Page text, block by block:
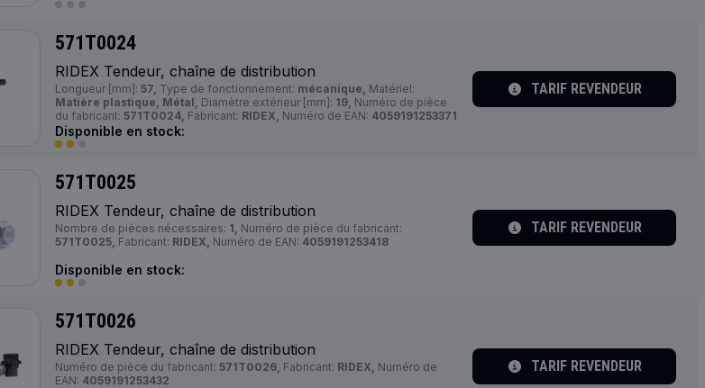
571T0024
RIDEX Tendeur, chaîne de distribution
Longueur [mm]: 57, Type de fonctionnement: mécanique, Matériel:
Matière plastique, Métal, Diamètre extérieur [mm]: 19, Numéro de pièce
du fabricant: 571T0024, Fabricant: RIDEX, Numéro de EAN: 4059191253371
Disponible en stock:
TARIF REVENDEUR
571T0025
RIDEX Tendeur, chaîne de distribution
Nombre de pièces nécessaires: 1, Numéro de pièce du fabricant:
571T0025, Fabricant: RIDEX, Numéro de EAN: 4059191253418
Disponible en stock:
TARIF REVENDEUR
571T0026
RIDEX Tendeur, chaîne de distribution
Numéro de pièce du fabricant: 571T0026, Fabricant: RIDEX, Numéro de
EAN: 4059191253432
TARIF REVENDEUR